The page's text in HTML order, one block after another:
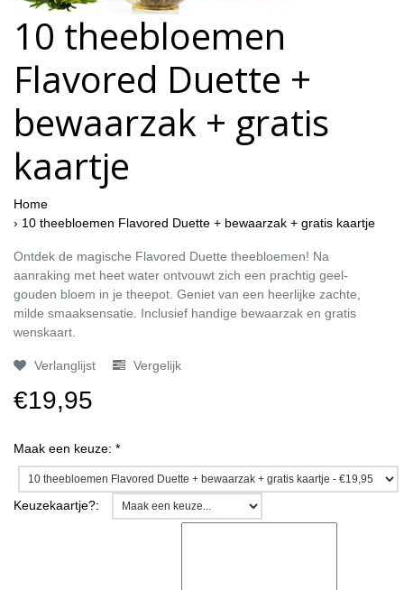
10 theebloemen
Flavored Duette +
bewaarzak + gratis
kaartje
Home
› 10 theebloemen Flavored Duette + bewaarzak + gratis kaartje
Ontdek de magische Flavored Duette theebloemen! Na
aanraking met heet water ontvouwt zich een prachtig geel-
gouden bloem in je theepot. Geniet van een heerlijke zachte,
milde smaaksensatie. Inclusief handige bewaarzak en gratis
wenskaart.
Verlanglijst Vergelijk
€19,95
Maak een keuze: *
Keuzekaartje?: